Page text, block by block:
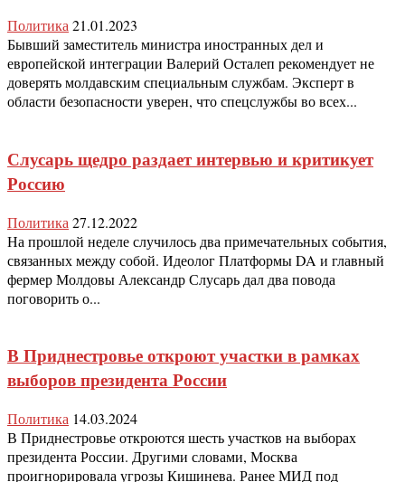
Политика21.01.2023
Бывший заместитель министра иностранных дел и
европейской интеграции Валерий Осталеп рекомендует не
доверять молдавским специальным службам. Эксперт в
области безопасности уверен, что спецслужбы во всех...
Слусарь щедро раздает интервью и критикует
Россию
Политика 27.12.2022
На прошлой неделе случилось два примечательных события,
связанных между собой. Идеолог Платформы DA и главный
фермер Молдовы Александр Слусарь дал два повода
поговорить о...
В Приднестровье откроют участки в рамках
выборов президента России
Политика 14.03.2024
В Приднестровье откроются шесть участков на выборах
президента России. Другими словами, Москва
проигнорировала угрозы Кишинева. Ранее МИД под